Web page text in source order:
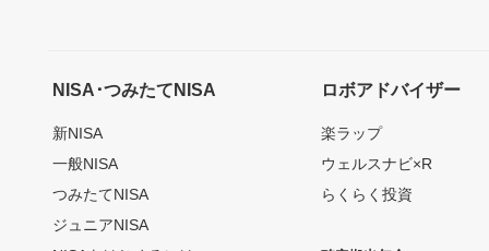
NISA･つみたてNISA
新NISA
一般NISA
つみたてNISA
ジュニアNISA
ロボアドバイザー
楽ラップ
ウェルスナビ×R
らくらく投資